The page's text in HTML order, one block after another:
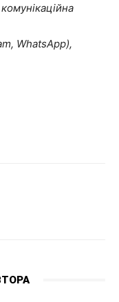
WhatsApp),